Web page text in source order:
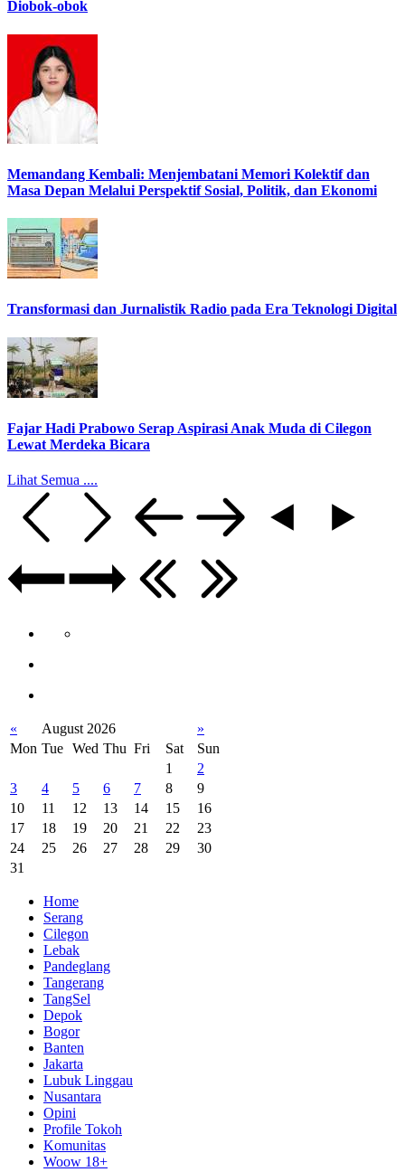
Diobok-obok
Memandang Kembali: Menjembatani Memori Kolektif dan
Masa Depan Melalui Perspektif Sosial, Politik, dan Ekonomi
Transformasi dan Jurnalistik Radio pada Era Teknologi Digital
Fajar Hadi Prabowo Serap Aspirasi Anak Muda di Cilegon
Lewat Merdeka Bicara
Lihat Semua ....
« August 2026
»
Mon Tue Wed Thu Fri Sat
Sun
1
2
3
4 5 6 7 8
9
10
11 12 13 14 15
16
17
18 19 20 21 22
23
24
25 26 27 28 29
30
31
Home
Serang
Cilegon
Lebak
Pandeglang
Tangerang
TangSel
Depok
Bogor
Banten
Jakarta
Lubuk Linggau
Nusantara
Opini
Profile Tokoh
Komunitas
Woow 18+